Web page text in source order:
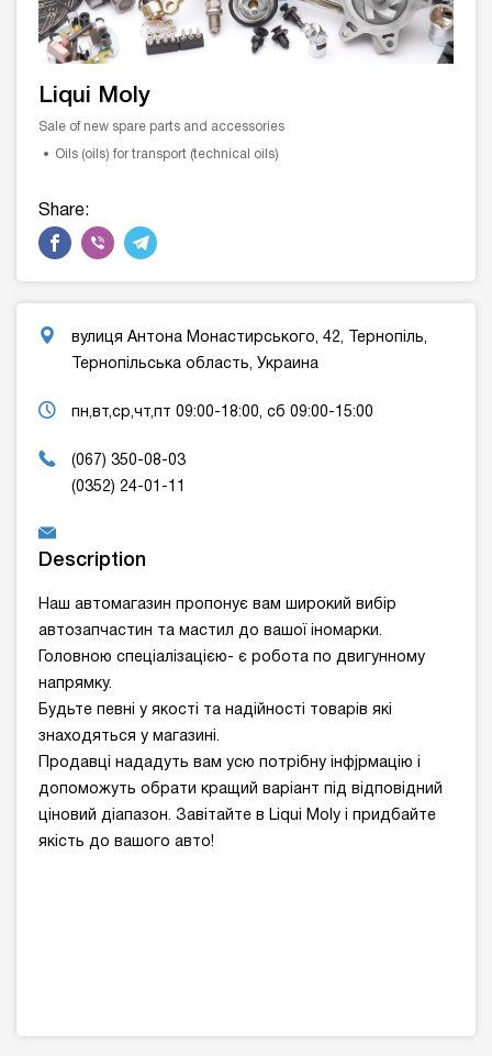
Liqui Moly
Sale of new spare parts and accessories
Oils (oils) for transport (technical oils)
Share:
вулиця Антона Монастирського, 42, Тернопіль,
Тернопільська область, Украина
пн,вт,ср,чт,пт 09:00-18:00, сб 09:00-15:00
(067) 350-08-03
(0352) 24-01-11
Description
Наш автомагазин пропонує вам широкий вибір
автозапчастин та мастил до вашої іномарки.
Головною спеціалізацією- є робота по двигунному
напрямку.
Будьте певні у якості та надійності товарів які
знаходяться у магазині.
Продавці нададуть вам усю потрібну інфjрмацію і
допоможуть обрати кращий варіант під відповідний
ціновий діапазон. Завітайте в Liqui Moly і придбайте
якість до вашого авто!